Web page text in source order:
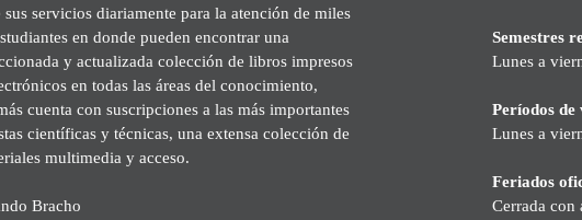
sus servicios diariamente para la atención de miles
en donde pueden encontrar una
y actualizada colección de libros impresos
en todas las áreas del conocimiento,
cuenta con suscripciones a las más importantes
científicas y técnicas, una extensa colección de
multimedia y acceso.
Bracho
Semestres
Lunes a
Períodos de
Lunes a
Feriados
Cerrada con